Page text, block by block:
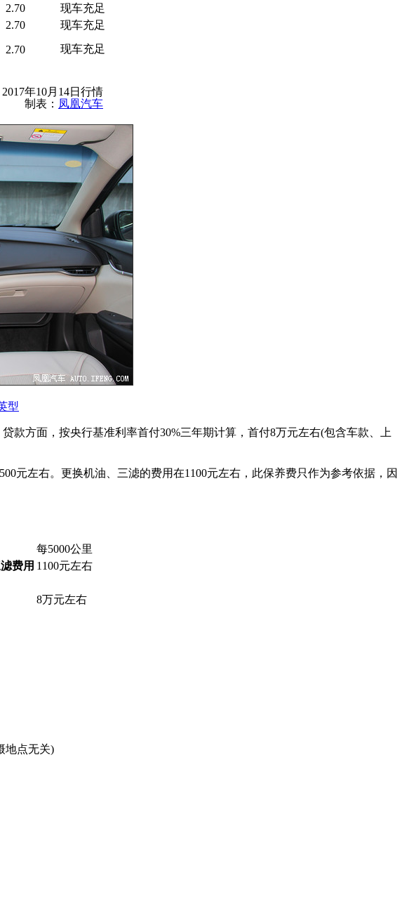
2.70
现车充足
2.70
现车充足
2.70 现车充足
2017年10月14日行情
制表： 凤凰汽车
型
款方面，按央行基准利率首付30%三年期计算，首付8万元左右(包含车款、上
元左右。更换机油、三滤的费用在1100元左右，此保养费只作为参考依据，因
每5000公里
费用 1100元左右
8万元左右
地点无关)